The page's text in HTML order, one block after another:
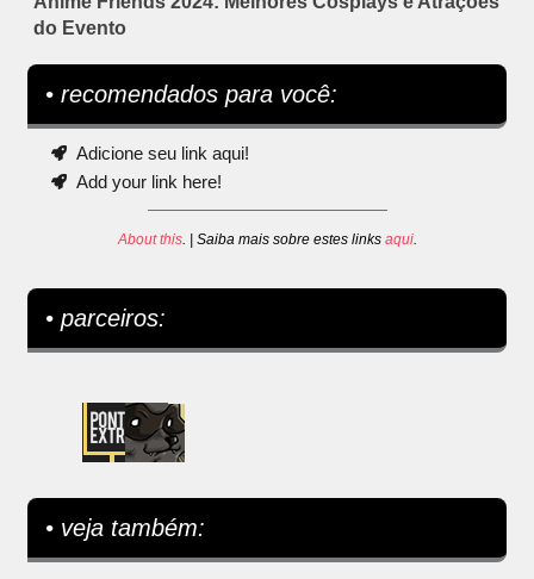
do Evento
• recomendados para você:
Adicione seu link aqui!
Add your link here!
About this. | Saiba mais sobre estes links aqui.
• parceiros:
• veja também: